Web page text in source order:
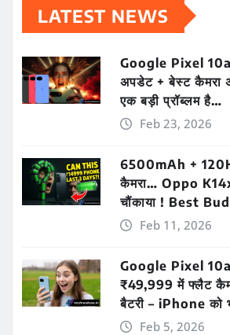
LATEST NEWS
Google Pixel
अपडेट + बेस्ट कैमरा
एक बड़ी प्रॉब्लम है…
Feb 23, 2026
6500mAh +
कैमरा… Oppo
चौंकाया ! Best
Feb 11, 2026
Google Pixel 10a
₹49,999 में फ्लैट
बैटरी – iPhone
Feb 5, 2026